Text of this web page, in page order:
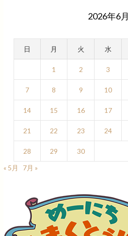
2026年6月
日 月 火 水
1 2 3
7 8 9 10
14 15 16 17
21 22 23 24
28 29
30
« 5月
7月 »